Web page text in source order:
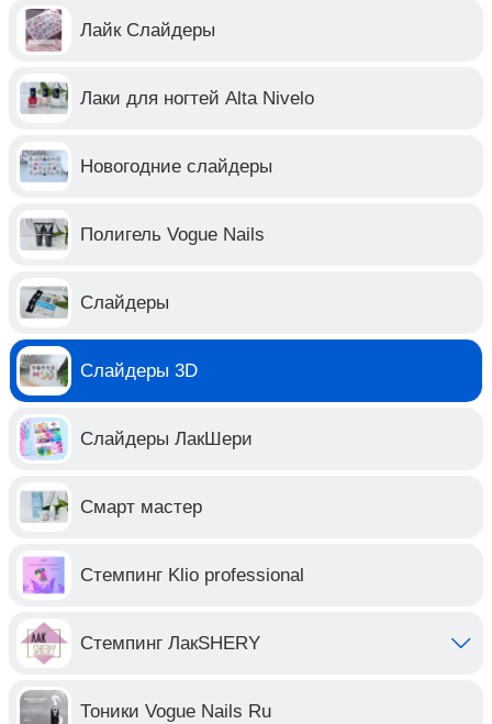
Лайк Слайдеры
Лаки для ногтей Alta Nivelo
Новогодние слайдеры
Полигель Vogue Nails
Слайдеры
Слайдеры 3D
Слайдеры ЛакШери
Смарт мастер
Стемпинг Klio professional
Стемпинг ЛакSHERY
Тоники Vogue Nails Ru